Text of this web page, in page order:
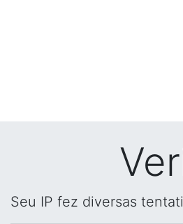
Seu IP fez diversas